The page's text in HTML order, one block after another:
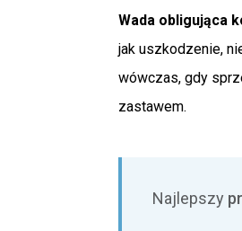
Wada obligująca
jak uszkodzenie,
wówczas, gdy
zastawem.
Najlepszy